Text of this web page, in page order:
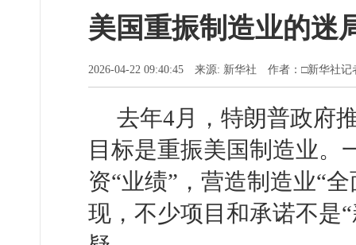
美国重振制造业的迷
2026-04-22 09:40:45 来源: 新华社 作者：□新华社记
去年4月，特朗普政府
目标是重振美国制造业。
资“业绩”，营造制造业“
现，不少项目和承诺不是